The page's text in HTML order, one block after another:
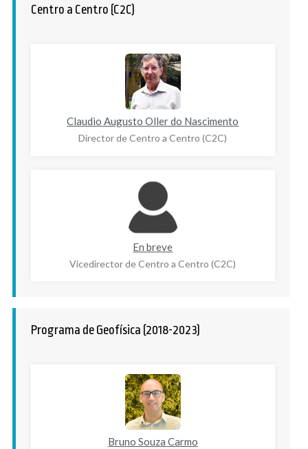
Centro a Centro (C2C)
Claudio Augusto Oller do Nascimento
Director de Centro a Centro (C2C)
En breve
Vicedirector de Centro a Centro (C2C)
Programa de Geofísica (2018-2023)
Bruno Souza Carmo